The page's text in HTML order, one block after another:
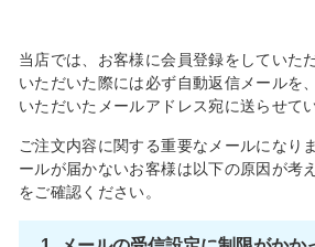
ラ
イ
ン
シ
ョ
ッ
プ
当店では、お客様に会員登録をしていた
いただいた際には必ず自動返信メールを
いただいたメールアドレス宛に送らせて
ご注文内容に関する重要なメールになり
ールが届かないお客様は以下の原因が考
をご確認ください。